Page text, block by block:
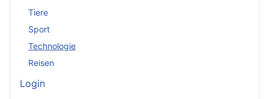
Tiere
Sport
Technologie
Reisen
Login